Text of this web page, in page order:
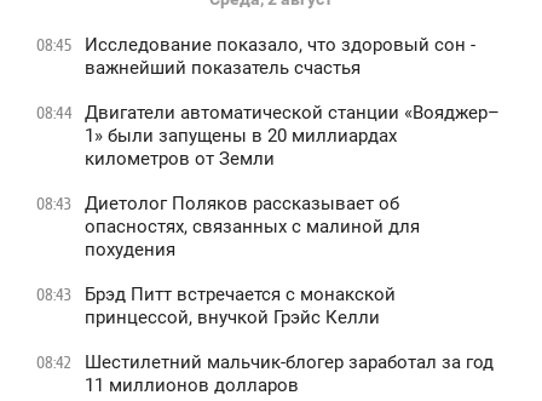
08:45
Исследование показало, что здоровый сон -
важнейший показатель счастья
08:44
Двигатели автоматической станции «Вояджер–
1» были запущены в 20 миллиардах
километров от Земли
08:43
Диетолог Поляков рассказывает об
опасностях, связанных с малиной для
похудения
08:43
Брэд Питт встречается с монакской
принцессой, внучкой Грэйс Келли
08:42
Шестилетний мальчик-блогер заработал за год
11 миллионов долларов